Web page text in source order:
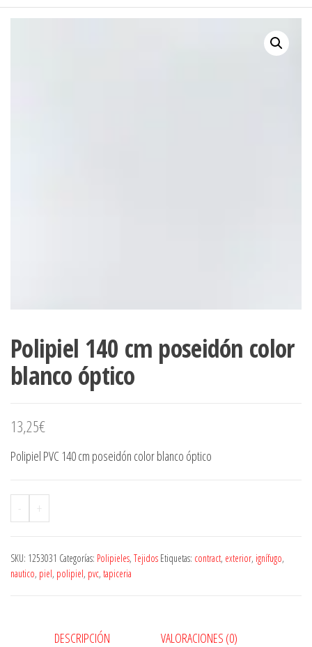
Polipiel 140 cm poseidón color
blanco óptico
13,25€
Polipiel PVC 140 cm poseidón color blanco óptico
- +
SKU: 1253031 Categorías: Polipieles, Tejidos Etiquetas: contract, exterior, ignífugo,
nautico, piel, polipiel, pvc, tapiceria
DESCRIPCIÓN VALORACIONES (0)